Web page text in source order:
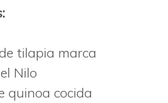
tilapia marca
Nilo
quinoa cocida